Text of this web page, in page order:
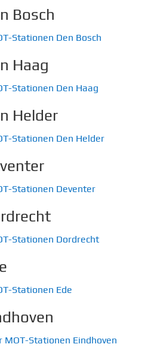
Bosch
Stationen Den Bosch
Haag
Stationen Den Haag
Helder
Stationen Den Helder
Stationen Deventer
Stationen Dordrecht
Stationen Ede
MOT-Stationen Eindhoven